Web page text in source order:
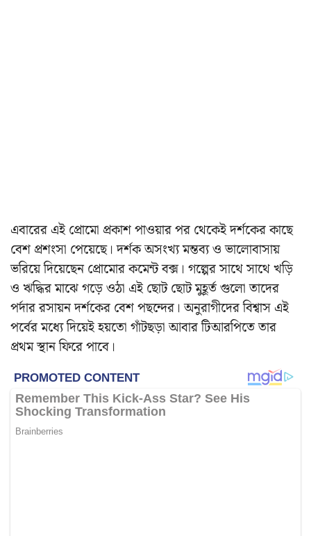
এবারের এই প্রোমো প্রকাশ পাওয়ার পর থেকেই দর্শকের কাছে
বেশ প্রশংসা পেয়েছে। দর্শক অসংখ্য মন্তব্য ও ভালোবাসায়
ভরিয়ে দিয়েছেন প্রোমোর কমেন্ট বক্স। গল্পের সাথে সাথে খড়ি
ও ঋদ্ধির মাঝে গড়ে ওঠা এই ছোট ছোট মুহূর্ত গুলো তাদের
পর্দার রসায়ন দর্শকের বেশ পছন্দের। অনুরাগীদের বিশ্বাস এই
পর্বের মধ্যে দিয়েই হয়তো গাঁটছড়া আবার টিআরপিতে তার
প্রথম স্থান ফিরে পাবে।